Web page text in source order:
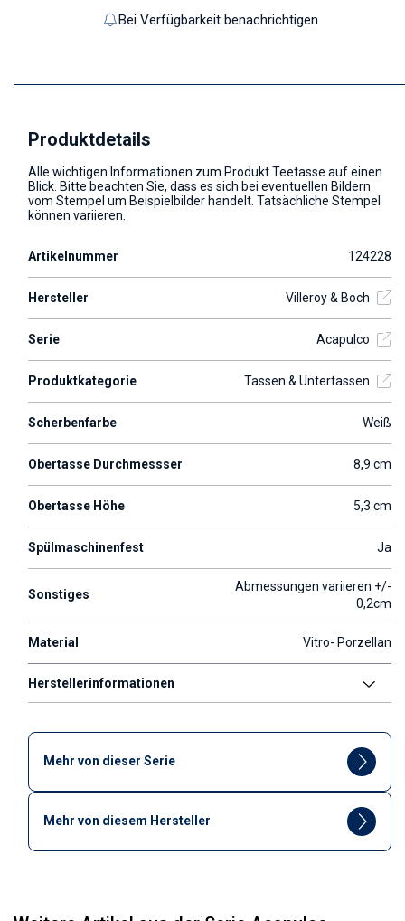
Bei Verfügbarkeit benachrichtigen
Produktdetails
Alle wichtigen Informationen zum Produkt Teetasse auf einen
Blick. Bitte beachten Sie, dass es sich bei eventuellen Bildern
vom Stempel um Beispielbilder handelt. Tatsächliche Stempel
können variieren.
Artikelnummer 124228
Hersteller Villeroy & Boch
Serie Acapulco
Produktkategorie Tassen & Untertassen
Scherbenfarbe Weiß
Obertasse Durchmessser 8,9 cm
Obertasse Höhe 5,3 cm
Spülmaschinenfest Ja
Sonstiges
Abmessungen variieren +/-
0,2cm
Material Vitro- Porzellan
Herstellerinformationen
Mehr von dieser Serie
Mehr von diesem Hersteller